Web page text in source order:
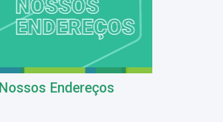
Nossos Endereços